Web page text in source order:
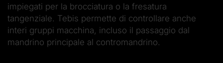
impiegati per la brocciatura o la fresatura
tangenziale. Tebis permette di controllare anche
interi gruppi macchina, incluso il passaggio dal
mandrino principale al contromandrino.